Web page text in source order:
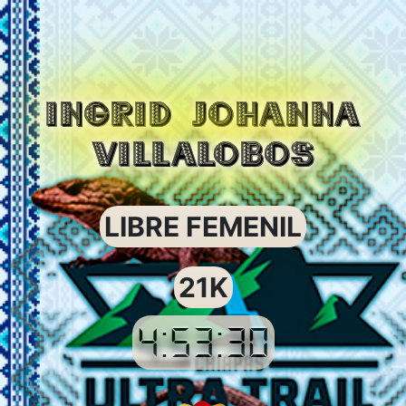
INGRID JOHANNA
VILLALOBOS
LIBRE FEMENIL
21K
4:53:30